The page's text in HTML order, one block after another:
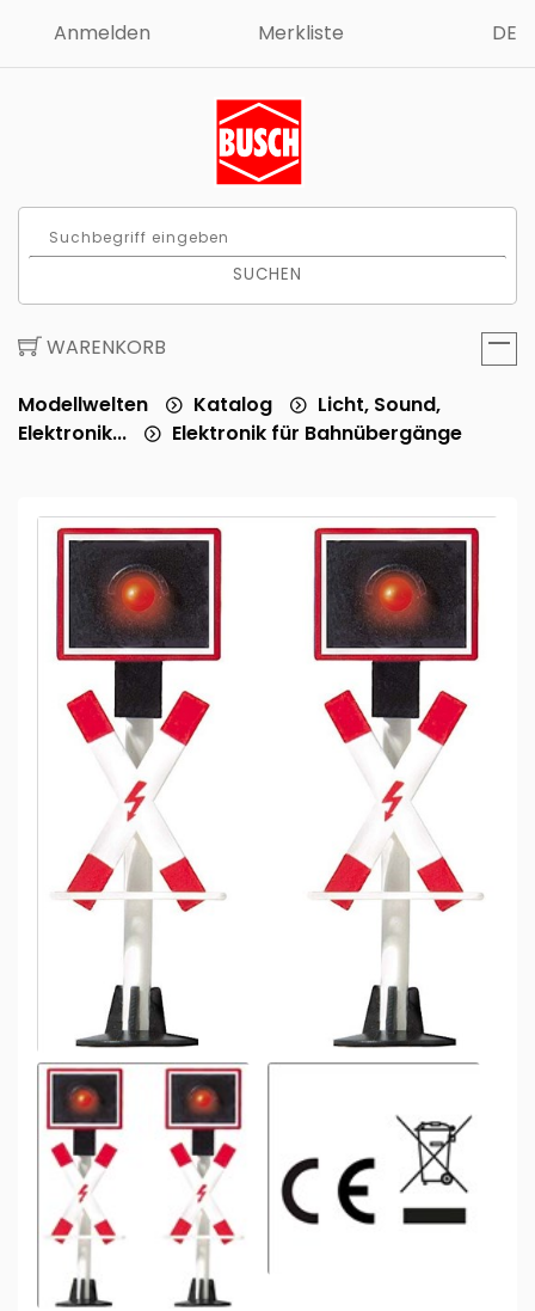
Anmelden Merkliste DE
SUCHEN
WARENKORB
Modellwelten Katalog
Licht, Sound,
Elektronik...
Elektronik für Bahnübergänge